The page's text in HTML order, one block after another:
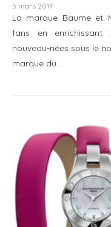
5 mars 2014
La marque Baume et
fans en enrichissant
nouveau-nées sous le
marque du…